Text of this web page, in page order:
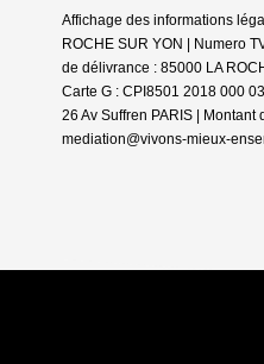
Affichage des informations
ROCHE SUR YON | Numero
de délivrance : 85000 LA
Carte G : CPI8501 2018 000
26 Av Suffren PARIS |
mediation@vivons-mieux-